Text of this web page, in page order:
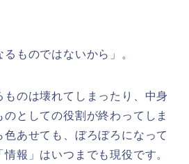
ものではないから」。
のは壊れてしまったり、中身
としての役割が終わってしま
あせても、ぼろぼろになって
報」はいつまでも現役です。